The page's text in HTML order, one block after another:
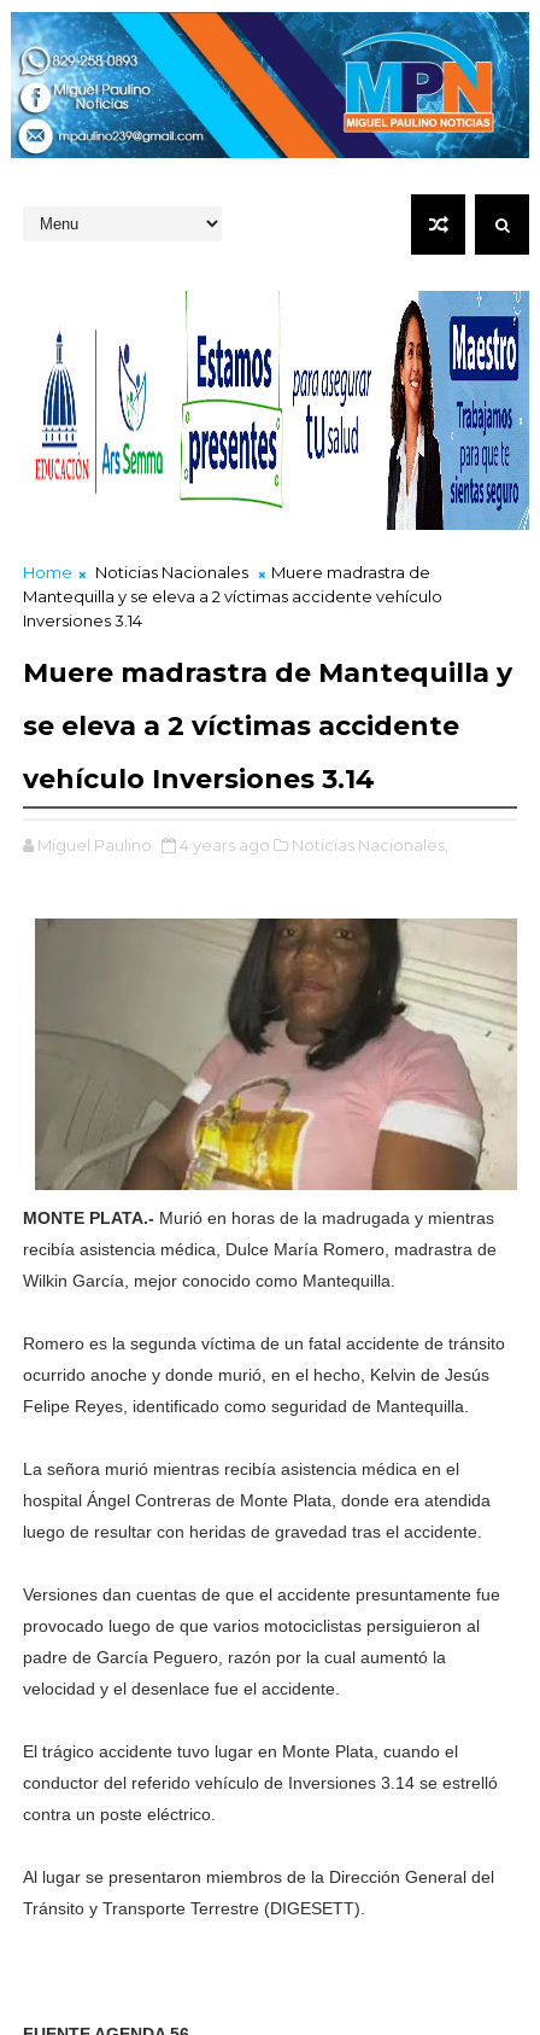
Home Noticias Nacionales
Muere madrastra de
Mantequilla y se eleva a 2 víctimas accidente vehículo
Inversiones 3.14
Muere madrastra de Mantequilla y
se eleva a 2 víctimas accidente
vehículo Inversiones 3.14
Miguel Paulino 4 years ago Noticias Nacionales,
MONTE PLATA.- Murió en horas de la madrugada y mientras
recibía asistencia médica, Dulce María Romero, madrastra de
Wilkin García, mejor conocido como Mantequilla.
Romero es la segunda víctima de un fatal accidente de tránsito
ocurrido anoche y donde murió, en el hecho, Kelvin de Jesús
Felipe Reyes, identificado como seguridad de Mantequilla.
La señora murió mientras recibía asistencia médica en el
hospital Ángel Contreras de Monte Plata, donde era atendida
luego de resultar con heridas de gravedad tras el accidente.
Versiones dan cuentas de que el accidente presuntamente fue
provocado luego de que varios motociclistas persiguieron al
padre de García Peguero, razón por la cual aumentó la
velocidad y el desenlace fue el accidente.
El trágico accidente tuvo lugar en Monte Plata, cuando el
conductor del referido vehículo de Inversiones 3.14 se estrelló
contra un poste eléctrico.
Al lugar se presentaron miembros de la Dirección General del
Tránsito y Transporte Terrestre (DIGESETT).